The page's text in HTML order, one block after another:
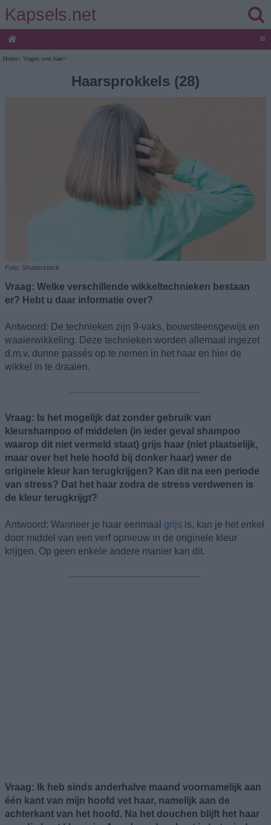
Kapsels.net
≡
Home> Vragen over haar>
Haarsprokkels (28)
Foto: Shutterstock
Vraag: Welke verschillende wikkeltechnieken bestaan
er? Hebt u daar informatie over?
Antwoord: De technieken zijn 9-vaks, bouwsteensgewijs en
waaierwikkeling. Deze technieken worden allemaal ingezet
d.m.v. dunne passés op te nemen in het haar en hier de
wikkel in te draaien.
Vraag: Is het mogelijk dat zonder gebruik van
kleurshampoo of middelen (in ieder geval shampoo
waarop dit niet vermeld staat) grijs haar (niet plaatselijk,
maar over het hele hoofd bij donker haar) weer de
originele kleur kan terugkrijgen? Kan dit na een periode
van stress? Dat het haar zodra de stress verdwenen is
de kleur terugkrijgt?
Antwoord: Wanneer je haar eenmaal grijs is, kan je het enkel
door middel van een verf opnieuw in de originele kleur
krijgen. Op geen enkele andere manier kan dit.
Vraag: Ik heb sinds anderhalve maand voornamelijk aan
één kant van mijn hoofd vet haar, namelijk aan de
achterkant van het hoofd. Na het douchen blijft het haar